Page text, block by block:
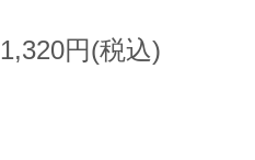
1,320円(税込)